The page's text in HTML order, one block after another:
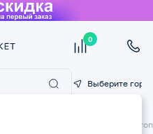
0
Выберите город
Ортопедические изделия для